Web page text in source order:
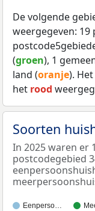
De volgende
weergegeven: 19
(groen), 1
land (oranje).
het rood
Soorten
In 2025 waren er
postcodegebied
Eenperso…